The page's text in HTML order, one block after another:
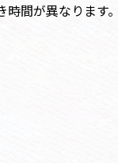
間が異なります。